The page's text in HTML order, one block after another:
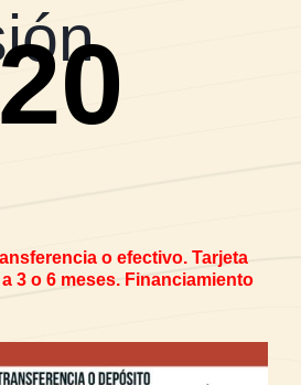
o efectivo. Tarjeta
3 o 6 meses. Financiamiento